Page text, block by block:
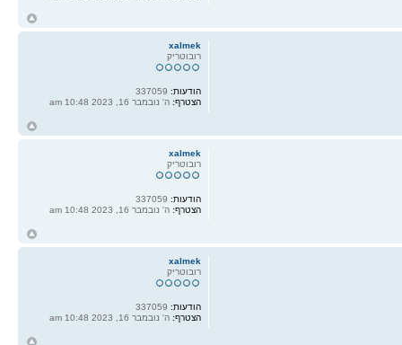
xalmek
רובוטריק
הודעות:
הצטרף: ה' נובמבר 16, 2023 10:48 am
xalmek
רובוטריק
הודעות:337059
הצטרף:ה' נובמבר 16, 2023 10:48 am
xalmek
רובוטריק
הודעות:
הצטרף: ה' נובמבר 16, 2023 10:48 am